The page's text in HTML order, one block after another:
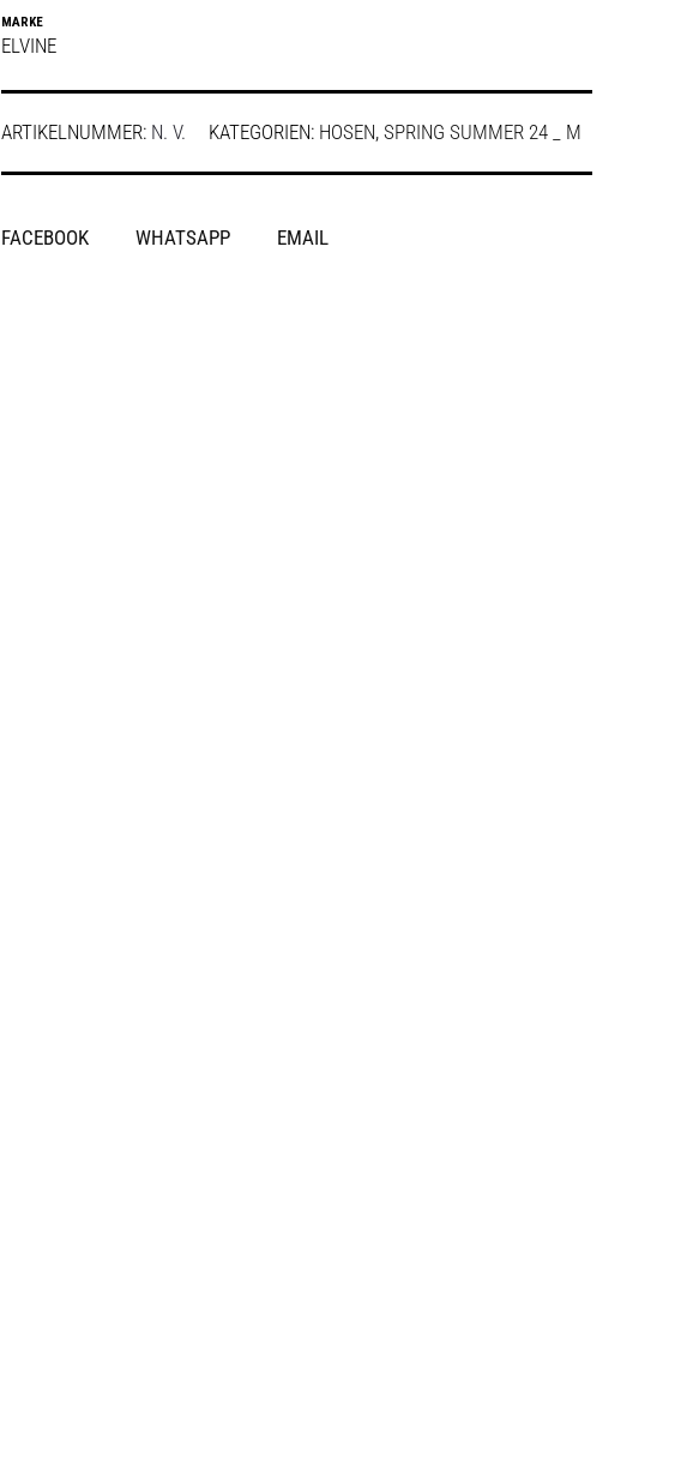
MARKE
ELVINE
ARTIKELNUMMER: N. V. KATEGORIEN: HOSEN, SPRING SUMMER 24 _ M
SHARE
FACEBOOK WHATSAPP EMAIL